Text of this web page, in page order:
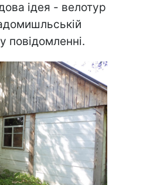
ідея - велотур
повідомленні.